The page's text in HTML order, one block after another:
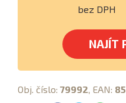
bez DPH
NAJÍT
Obj. číslo: 79992, EAN: